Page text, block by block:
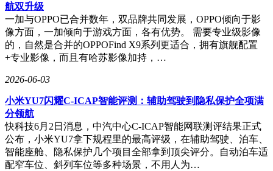
市场需求的爆发为这场变革提供了注脚。今年商业航天首次被
明确为新兴支柱产业，中国星网与“千帆星座”计划合计发射近
2.8万颗低轨卫星，相当于构建一张覆盖全球的“太空互联
网”。按当前规划，仅满足国内组网需求就需要年均数百次发
射，12发的产能在未来可能连基础排期都难以满足。这种供需
关系的逆转，正在倒逼整个产业链加速迭代。
从手工打磨到流水线生产，从单枚定制到批量制造，中国商业
航天正以特有的节奏书写新篇章。当外界还在纠结于产能数字
时，行业内部已将目光投向更远的未来——当可回收技术成
熟、发射成本持续下探、卫星互联网全面铺开，这场静悄悄的
革命或将重新定义全球航天竞争的格局。
航双升级
一加与OPPO已合并数年，双品牌共同发展，OPPO倾向于影
像方面，一加倾向于游戏方面，各有优势。 需要专业级影像
的，自然是合并的OPPOFind X9系列更适合，拥有旗舰配置
+专业影像，而且有哈苏影像加持，…
2026-06-03
小米YU7闪耀C-ICAP智能评测：辅助驾驶到隐私保护全项满
分领航
快科技6月2日消息，中汽中心C-ICAP智能网联测评结果正式
公布，小米YU7拿下规程里的最高评级，在辅助驾驶、泊车、
智能座舱、隐私保护几个项目全部拿到顶尖评分。自动泊车适
配窄车位、斜列车位等多种场景，不用人为…